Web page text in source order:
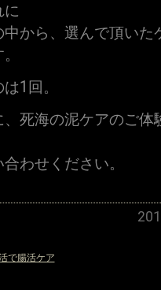
に
から、選んで頂い
1回。
死海の泥ケアのご
わせください。
で腸活ケア